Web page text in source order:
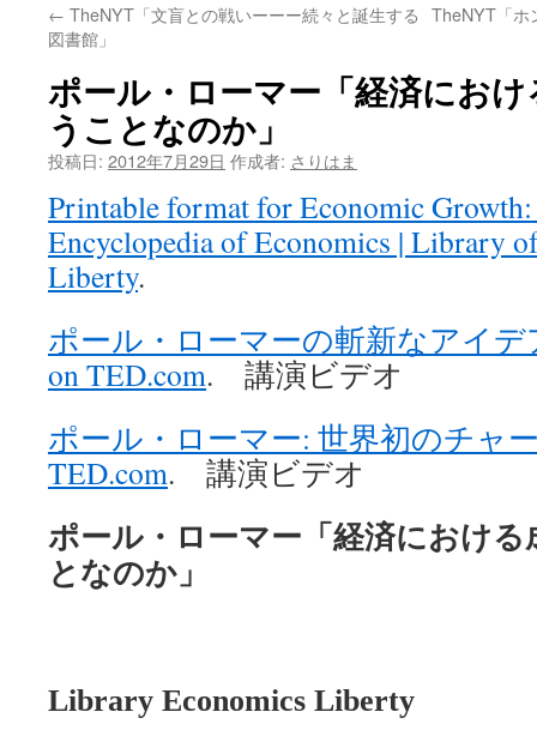
← TheNYT「文盲との戦いーーー続々と誕生する
図書館」
TheNYT「ホ
ポール・ローマー「経済にお
うことなのか」
投稿日: 2012年7月29日 作成者: さりはま
Printable format for Economic
Encyclopedia of Economics | Library
Liberty.
ポール・ローマーの斬新なアイデ
on TED.com. 講演ビデオ
ポール・ローマー: 世界初のチャ
TED.com. 講演ビデオ
ポール・ローマー「経済におけ
となのか」
Library Economics Liberty